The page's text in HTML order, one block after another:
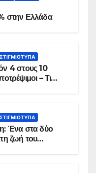
στην Ελλάδα
ΣΤΙΓΜΙΌΤΥΠΑ
4 στους 10
– Τι
ΣΤΙΓΜΙΌΤΥΠΑ
Ένα στα δύο
ζωή του